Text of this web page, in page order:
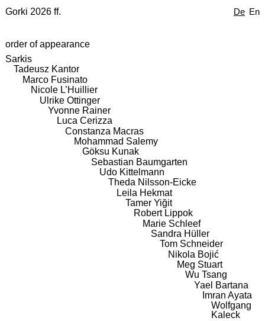
De En
Gorki 2026 ff.
order of appearance
Sarkis
Tadeusz Kantor
Marco Fusinato
Nicole L’Huillier
Ulrike Ottinger
Yvonne Rainer
Luca Cerizza
Constanza Macras
Mohammad Salemy
Göksu Kunak
Sebastian Baumgarten
Udo Kittelmann
Theda Nilsson-Eicke
Leila Hekmat
Tamer Yiğit
Robert Lippok
Marie Schleef
Sandra Hüller
Tom Schneider
Nikola Bojić
Meg Stuart
Wu Tsang
Yael Bartana
Imran Ayata
Wolfgang
Kaleck